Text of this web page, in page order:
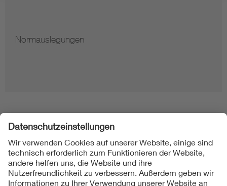
Normauslegungen
Folgen Sie uns